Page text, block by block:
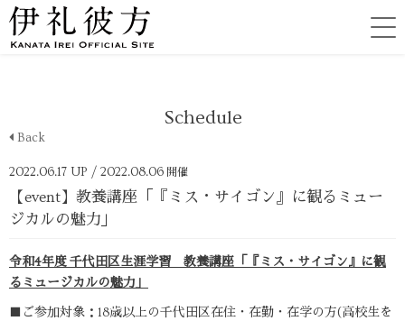
Schedule
Back
2022.06.17 UP / 2022.08.06 開催
【event】教養講座「『ミス・サイゴン』に観るミュー
ジカルの魅力」
令和4年度 千代田区生涯学習 教養講座「『ミス・サイゴン』に観
るミュージカルの魅力」
■ご参加対象：18歳以上の千代田区在住・在勤・在学の方(高校生を